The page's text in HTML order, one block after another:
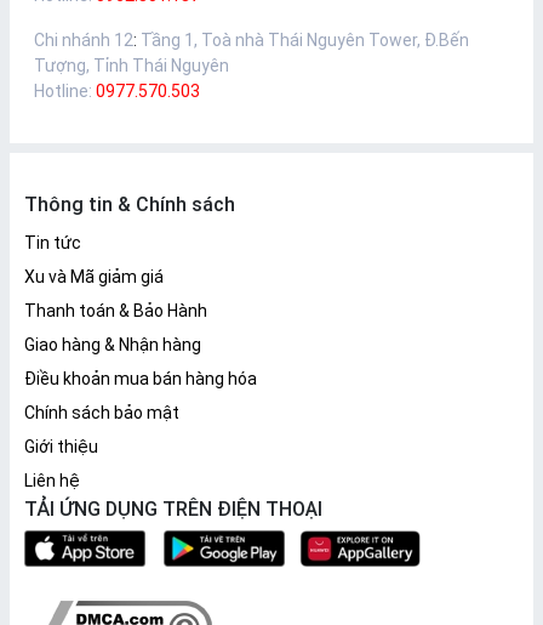
Chi nhánh 12: Tầng 1, Toà nhà Thái Nguyên Tower, Đ.Bến
Tượng, Tỉnh Thái Nguyên
Hotline: 0977.570.503
Thông tin & Chính sách
Tin tức
Xu và Mã giảm giá
Thanh toán & Bảo Hành
Giao hàng & Nhận hàng
Điều khoản mua bán hàng hóa
Chính sách bảo mật
Giới thiệu
Liên hệ
TẢI ỨNG DỤNG TRÊN ĐIỆN THOẠI